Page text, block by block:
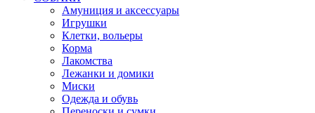
Амуниция и аксессуары
Игрушки
Клетки, вольеры
Корма
Лакомства
Лежанки и домики
Миски
Одежда и обувь